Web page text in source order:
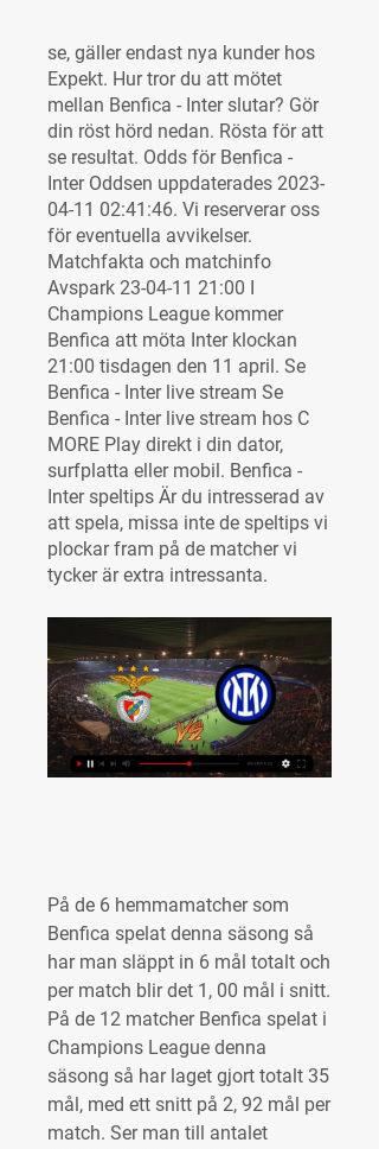
se, gäller endast nya kunder hos
Expekt. Hur tror du att mötet
mellan Benfica - Inter slutar? Gör
din röst hörd nedan. Rösta för att
se resultat. Odds för Benfica -
Inter Oddsen uppdaterades 2023-
04-11 02:41:46. Vi reserverar oss
för eventuella avvikelser.
Matchfakta och matchinfo
Avspark 23-04-11 21:00 I
Champions League kommer
Benfica att möta Inter klockan
21:00 tisdagen den 11 april. Se
Benfica - Inter live stream Se
Benfica - Inter live stream hos C
MORE Play direkt i din dator,
surfplatta eller mobil. Benfica -
Inter speltips Är du intresserad av
att spela, missa inte de speltips vi
plockar fram på de matcher vi
tycker är extra intressanta.
På de 6 hemmamatcher som
Benfica spelat denna säsong så
har man släppt in 6 mål totalt och
per match blir det 1, 00 mål i snitt.
På de 12 matcher Benfica spelat i
Champions League denna
säsong så har laget gjort totalt 35
mål, med ett snitt på 2, 92 mål per
match. Ser man till antalet